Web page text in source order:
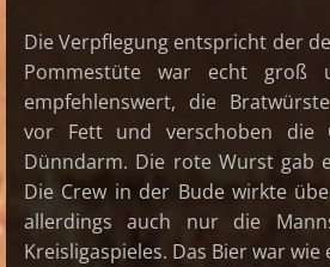
Die Verpflegung entspricht der
Pommestüte war echt groß
empfehlenswert, die
vor Fett und verschoben die
Dünndarm. Die rote Wurst gab
Die Crew in der Bude wirkte
allerdings auch nur die
Kreisligaspieles. Das Bier war